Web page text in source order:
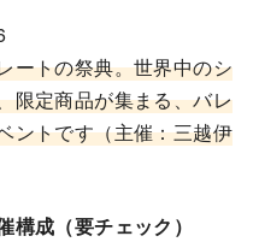
ートの祭典。世界中のシ
限定商品が集まる、バレ
ントです（主催：三越伊
成（要チェック）